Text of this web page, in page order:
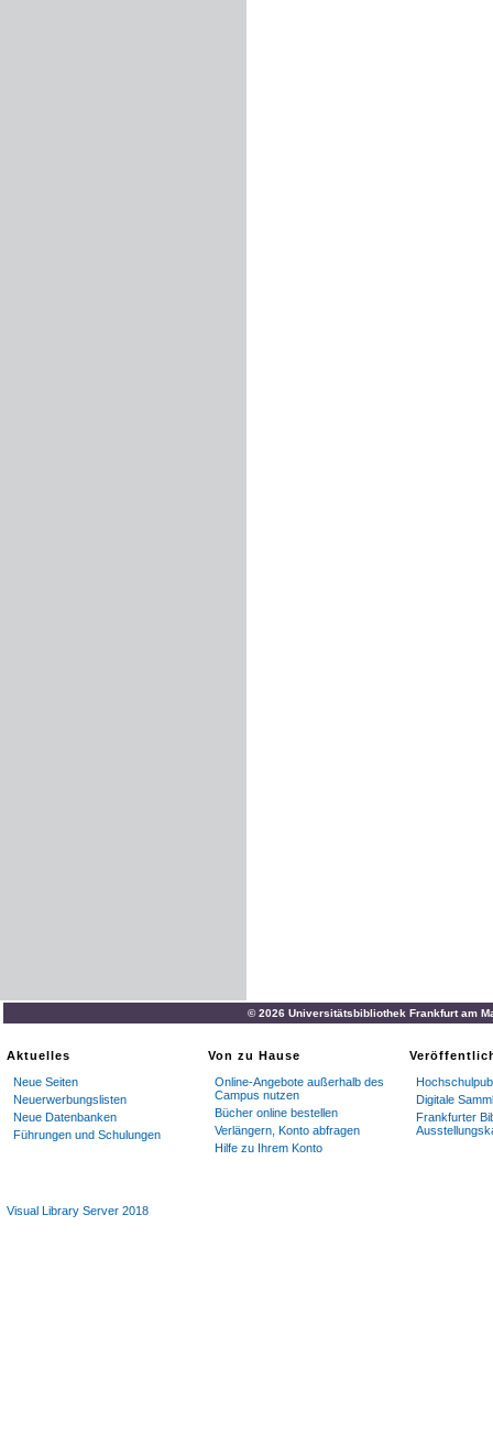
© 2026 Universitätsbibliothek Frankfurt am
Aktuelles
Neue Seiten
Neuerwerbungslisten
Neue Datenbanken
Führungen und Schulungen
Von zu Hause
Online-Angebote außerhalb des
Campus nutzen
Bücher online bestellen
Verlängern, Konto abfragen
Hilfe zu Ihrem Konto
Digitale
Frankfurter
Visual Library Server 2018